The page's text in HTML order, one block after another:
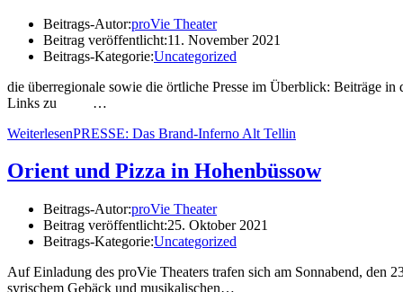
Beitrags-Autor:proVie Theater
Beitrag veröffentlicht:11. November 2021
Beitrags-Kategorie:Uncategorized
die überregionale sowie die örtliche Presse im Überblick: Beiträge
Links zu …
WeiterlesenPRESSE: Das Brand-Inferno Alt Tellin
Orient und Pizza in Hohenbüssow
Beitrags-Autor:proVie Theater
Beitrag veröffentlicht:25. Oktober 2021
Beitrags-Kategorie:Uncategorized
Auf Einladung des proVie Theaters trafen sich am Sonnabend, den
syrischem Gebäck und musikalischen…